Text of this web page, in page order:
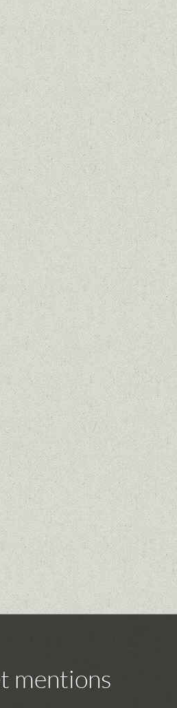
mentions